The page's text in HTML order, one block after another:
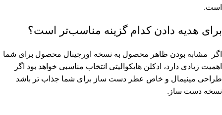
است.
برای هدیه دادن کدام گزینه مناسب‌تر است؟
اگر مشابه بودن ظاهر محصول به نسخه اورجینال محصول برای شما
اهمیت زیادی دارد، ادکلن هایکوالیتی انتخاب مناسبی خواهد بود اگر
طراحی مینیمال و خاص عطر دست ساز برای شما جذاب تر باشد
نسخه دست ساز.